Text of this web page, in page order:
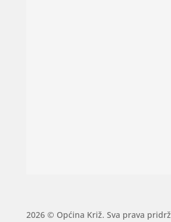
2026 © Općina Križ. Sva prava